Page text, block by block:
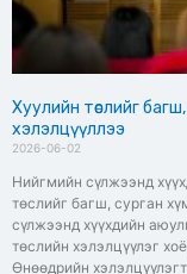
Хуулийн төслийг
хэлэлцүүллээ
2026-06-02
Нийгмийн сүлжээнд
төслийг багш, сурган
сүлжээнд хүүхдийн
төслийн хэлэлцүүлэг
Өнөөдрийн